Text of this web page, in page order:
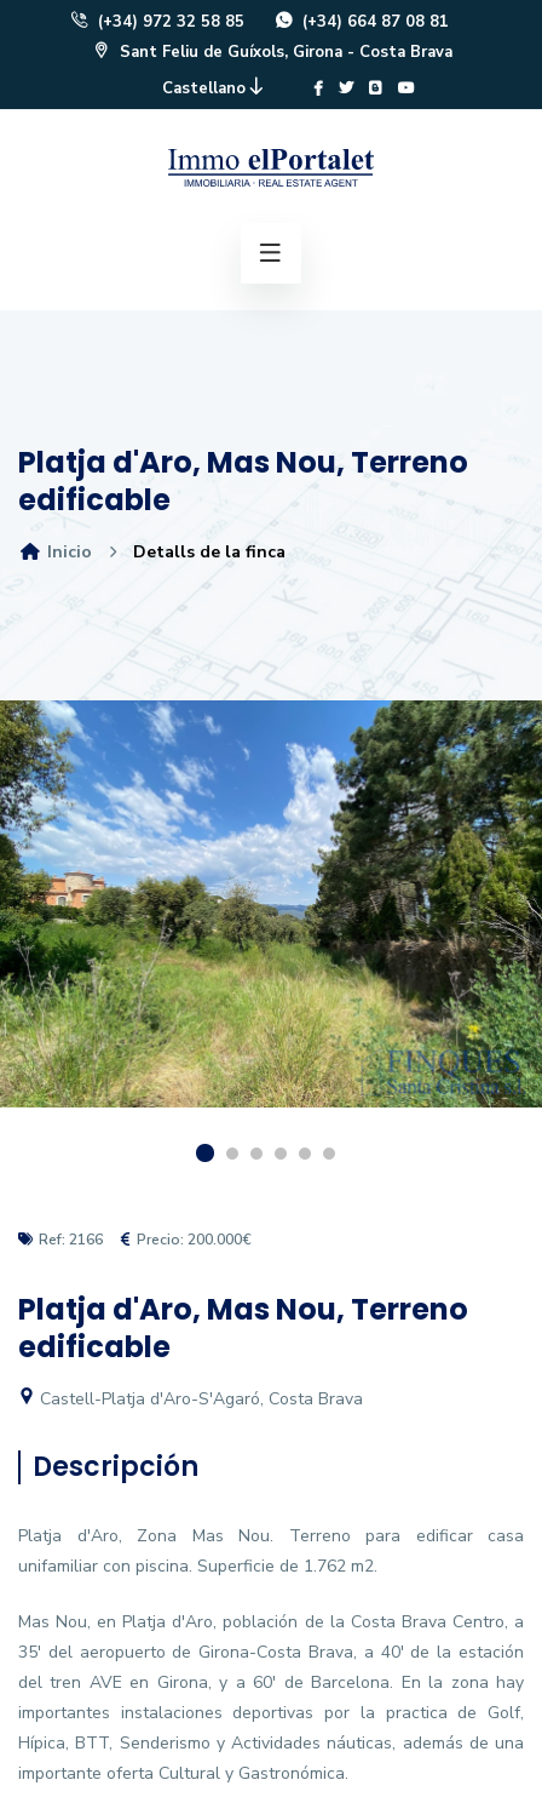
(+34) 972 32 58 85
(+34) 664 87 08 81
Sant Feliu de Guíxols, Girona - Costa Brava
Castellano
Platja d'Aro, Mas Nou, Terreno
edificable
Inicio Detalls de la finca
Ref: 2166 Precio: 200.000€
Platja d'Aro, Mas Nou, Terreno
edificable
Castell-Platja d'Aro-S'Agaró, Costa Brava
Descripción
Platja d'Aro, Zona Mas Nou. Terreno para edificar casa
unifamiliar con piscina. Superficie de 1.762 m2.
Mas Nou, en Platja d'Aro, población de la Costa Brava Centro, a
35' del aeropuerto de Girona-Costa Brava, a 40' de la estación
del tren AVE en Girona, y a 60' de Barcelona. En la zona hay
importantes instalaciones deportivas por la practica de Golf,
Hípica, BTT, Senderismo y Actividades náuticas, además de una
importante oferta Cultural y Gastronómica.